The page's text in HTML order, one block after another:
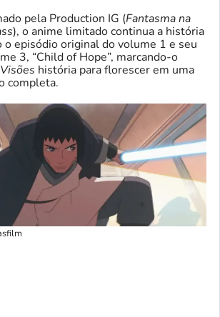
pela Production IG (Fantasma na
), o anime limitado continua a história
o episódio original do volume 1 e seu
3, “Child of Hope”, marcando-o
Visões história para florescer em uma
completa.